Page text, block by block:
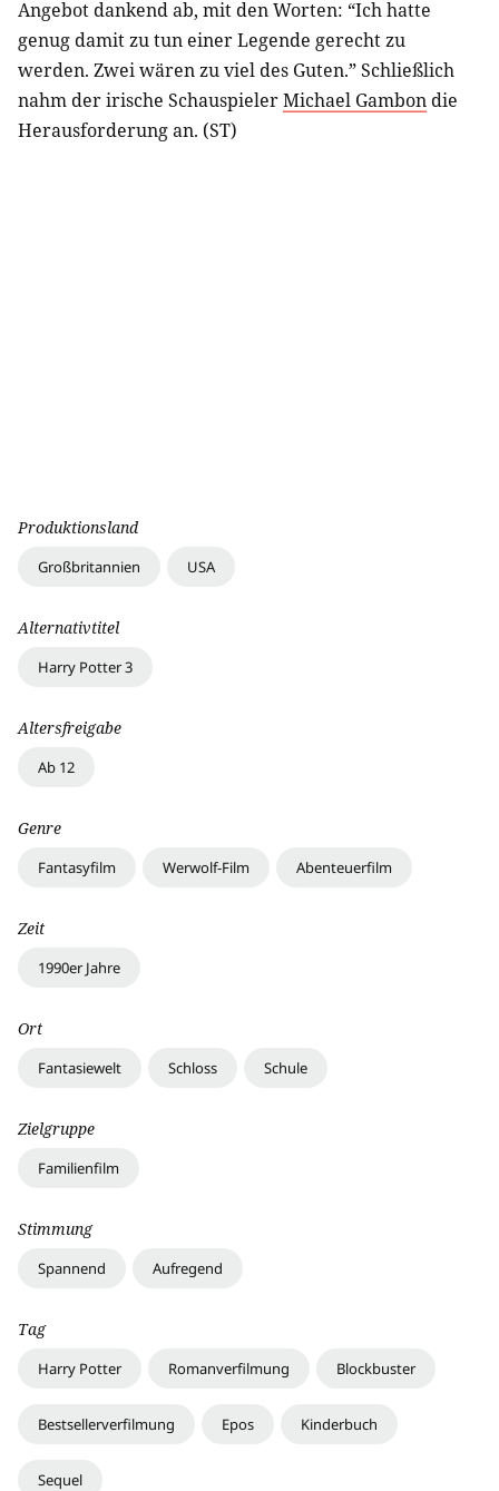
Angebot dankend ab, mit den Worten: “Ich hatte
genug damit zu tun einer Legende gerecht zu
werden. Zwei wären zu viel des Guten.” Schließlich
nahm der irische SchauspielerMichael Gambon die
Herausforderung an. (ST)
Produktionsland
Großbritannien USA
Alternativtitel
Harry Potter 3
Altersfreigabe
Ab 12
Genre
Fantasyfilm Werwolf-Film Abenteuerfilm
Zeit
1990er Jahre
Ort
Fantasiewelt Schloss Schule
Zielgruppe
Familienfilm
Stimmung
Spannend Aufregend
Tag
Harry Potter Romanverfilmung Blockbuster
Bestsellerverfilmung Epos Kinderbuch
Sequel